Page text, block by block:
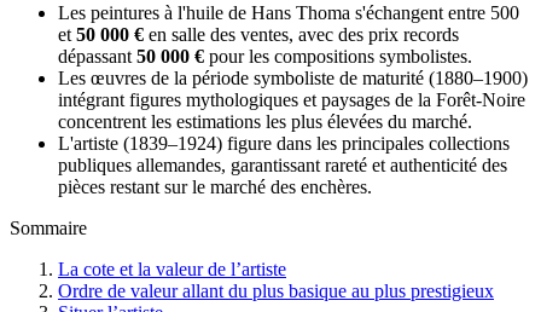
Les peintures à l'huile de Hans Thoma s'échangent entre 500
et 50 000 € en salle des ventes, avec des prix records
dépassant 50 000 € pour les compositions symbolistes.
Les œuvres de la période symboliste de maturité (1880–1900)
intégrant figures mythologiques et paysages de la Forêt-Noire
concentrent les estimations les plus élevées du marché.
L'artiste (1839–1924) figure dans les principales collections
publiques allemandes, garantissant rareté et authenticité des
pièces restant sur le marché des enchères.
Sommaire
La cote et la valeur de l’artiste
Ordre de valeur allant du plus basique au plus prestigieux